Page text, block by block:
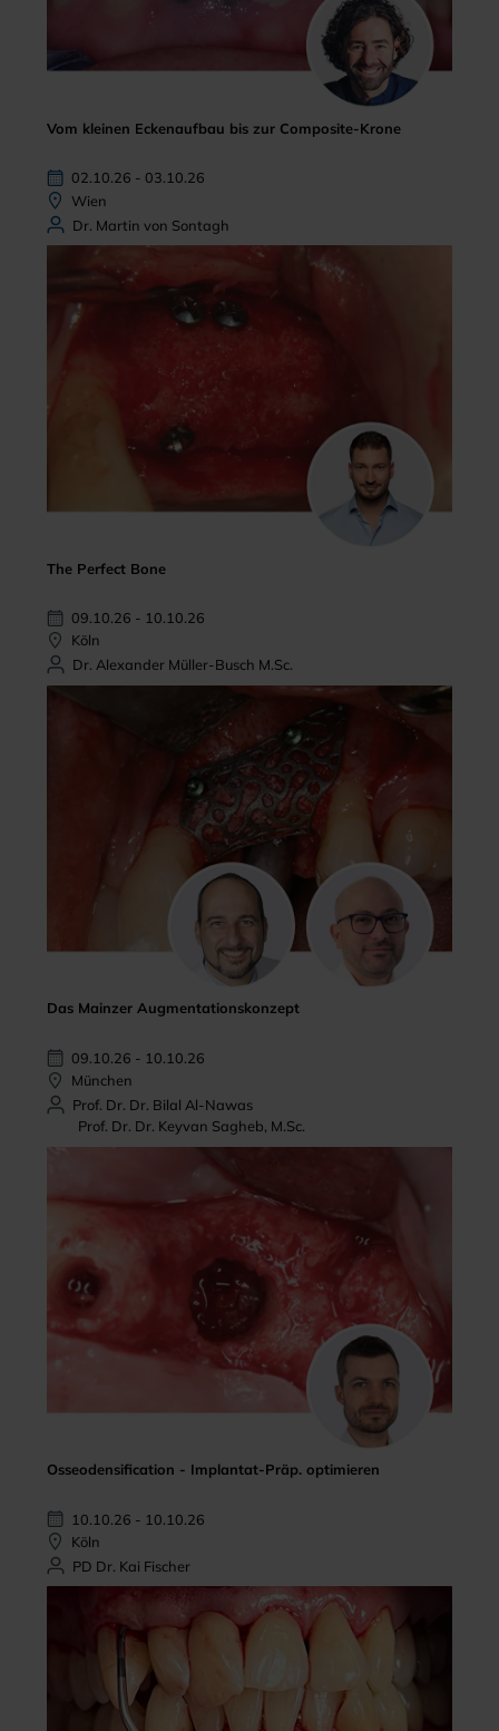
Vom kleinen Eckenaufbau bis zur Composite-Krone
02.10.26 - 03.10.26
Wien
Dr. Martin von Sontagh
The Perfect Bone
09.10.26 - 10.10.26
Köln
Dr. Alexander Müller-Busch M.Sc.
Das Mainzer Augmentationskonzept
09.10.26 - 10.10.26
München
Prof. Dr. Dr. Bilal Al-Nawas
Prof. Dr. Dr. Keyvan Sagheb, M.Sc.
Osseodensification - Implantat-Präp. optimieren
10.10.26 - 10.10.26
Köln
PD Dr. Kai Fischer